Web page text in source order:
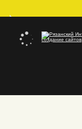
создание сайтов